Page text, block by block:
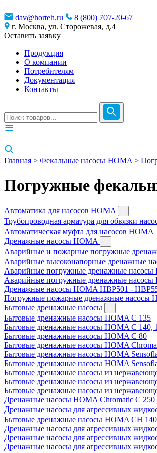
dav@horteh.ru
8 (800) 707-20-67
г. Москва, ул. Сторожевая, д.4
Оставить заявку
Продукция
О компании
Потребителям
Документация
Контакты
Главная > Фекальные насосы HOMA >
Погружные
Автоматика для насосов HOMA
Трубопроводная арматура для обвязки
Автоматическая муфта для насосов HOMA
Дренажные насосы HOMA
Аварийные и пожарные погружные
Аварийные высоконапорные дренажные
Аварийные погружные дренажные насосы
Аварийные погружные дренажные насосы
Дренажные насосы HOMA HBP501 -
Погружные пожарные дренажные насосы
Бытовые дренажные насосы
Бытовые дренажные насосы HOMA C 135
Бытовые дренажные насосы HOMA C 140,
Бытовые дренажные насосы HOMA C 80
Бытовые дренажные насосы HOMA
Бытовые дренажные насосы HOMA
Бытовые дренажные насосы HOMA
Бытовые дренажные насосы из
Бытовые дренажные насосы из
Бытовые дренажные насосы из
Дренажные насосы HOMA Chromatic C
Дренажные насосы для агрессивных
Бытовые дренажные насосы HOMA CH 140
Дренажные насосы для агрессивных
Дренажные насосы для агрессивных
Дренажные насосы для агрессивных